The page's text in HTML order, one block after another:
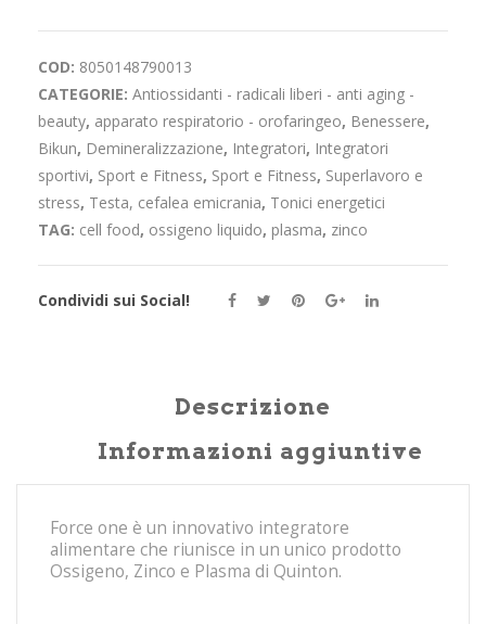
-
Ossigeno
Liquido
e
Zinco
e
COD: 8050148790013
CATEGORIE: Antiossidanti - radicali liberi - anti aging -
beauty, apparato respiratorio - orofaringeo, Benessere,
Bikun, Demineralizzazione, Integratori, Integratori
sportivi, Sport e Fitness, Sport e Fitness, Superlavoro e
stress, Testa, cefalea emicrania, Tonici energetici
TAG: cell food, ossigeno liquido, plasma, zinco
Condividi sui Social!
Descrizione
Informazioni aggiuntive
Force one è un innovativo integratore
alimentare che riunisce in un unico prodotto
Ossigeno, Zinco e Plasma di Quinton.